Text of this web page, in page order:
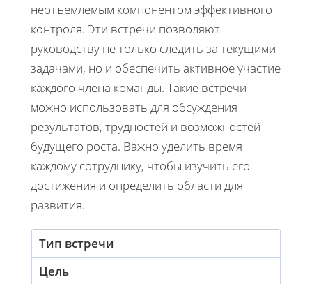
неотъемлемым компонентом эффективного
контроля. Эти встречи позволяют
руководству не только следить за текущими
задачами, но и обеспечить активное участие
каждого члена команды. Такие встречи
можно использовать для обсуждения
результатов, трудностей и возможностей
будущего роста. Важно уделить время
каждому сотруднику, чтобы изучить его
достижения и определить области для
развития.
Тип встречи
Цель